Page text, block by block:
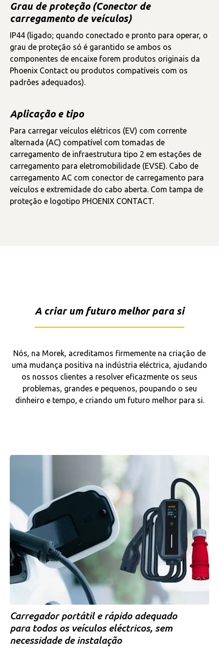
Grau de proteção (Conector de
carregamento de veículos)
IP44 (ligado; quando conectado e pronto para operar, o
grau de proteção só é garantido se ambos os
componentes de encaixe forem produtos originais da
Phoenix Contact ou produtos compatíveis com os
padrões adequados).
Aplicação e tipo
Para carregar veículos elétricos (EV) com corrente
alternada (AC) compatível com tomadas de
carregamento de infraestrutura tipo 2 em estações de
carregamento para eletromobilidade (EVSE). Cabo de
carregamento AC com conector de carregamento para
veículos e extremidade do cabo aberta. Com tampa de
proteção e logotipo PHOENIX CONTACT.
A criar um futuro melhor para si
Nós, na Morek, acreditamos firmemente na criação de
uma mudança positiva na indústria eléctrica, ajudando
os nossos clientes a resolver eficazmente os seus
problemas, grandes e pequenos, poupando o seu
dinheiro e tempo, e criando um futuro melhor para si.
Carregador portátil e rápido adequado
para todos os veículos eléctricos, sem
necessidade de instalação